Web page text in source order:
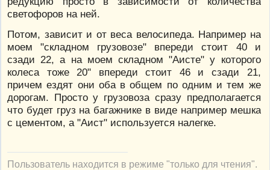
светофоров на ней.
Потом, зависит и от веса велосипеда. Например на
моем "складном грузовозе" впереди стоит 40 и
сзади 22, а на моем складном "Аисте" у которого
колеса тоже 20" впереди стоит 46 и сзади 21,
причем ездят они оба в общем по одним и тем же
дорогам. Просто у грузовоза сразу предполагается
что будет груз на багажнике в виде например мешка
с цементом, а "Аист" используется налегке.
Пользователь находится в режиме "только для чтения".